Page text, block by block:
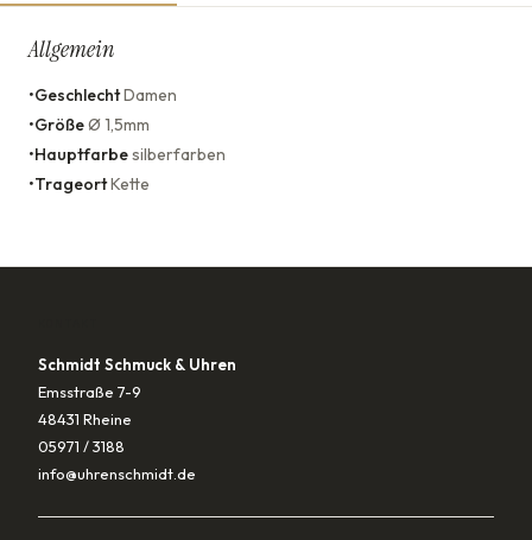
Allgemein
•GeschlechtDamen
•GrößeØ 1,5mm
•Hauptfarbesilberfarben
•TrageortKette
Schmidt Schmuck & Uhren
Emsstraße 7-9
48431 Rheine
05971 / 3188
info@uhrenschmidt.de